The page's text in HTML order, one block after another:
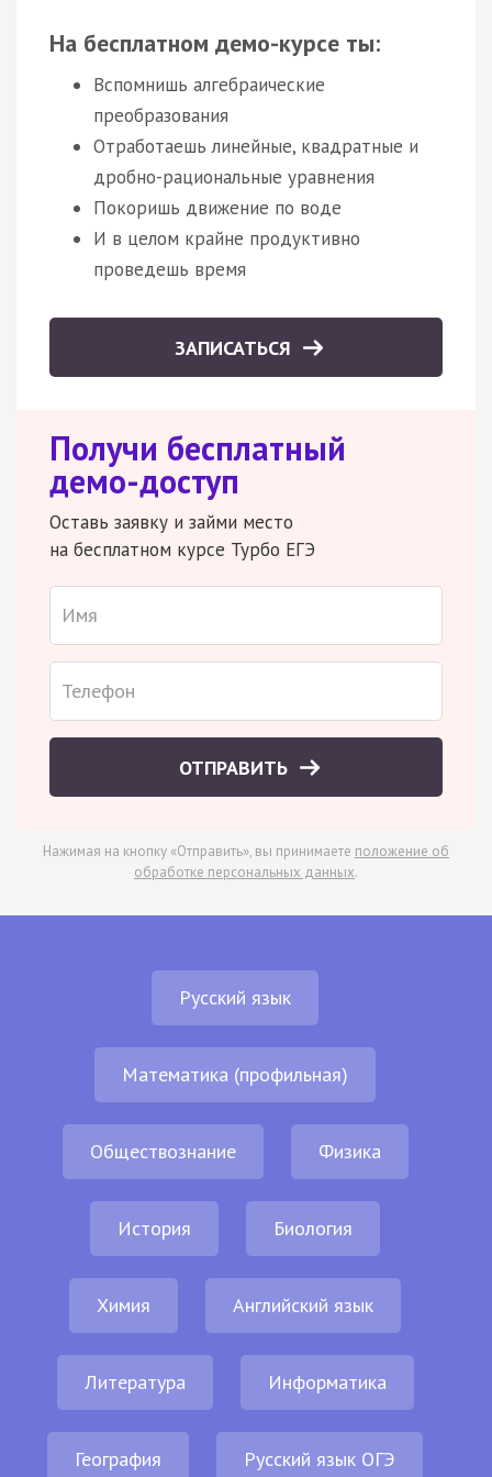
На бесплатном демо-курсе ты:
Вспомнишь алгебраические
преобразования
Отработаешь линейные, квадратные и
дробно-рациональные уравнения
Покоришь движение по воде
И в целом крайне продуктивно
проведешь время
ЗАПИСАТЬСЯ
Получи бесплатный
демо-доступ
Оставь заявку и займи место
на бесплатном курсе Турбо ЕГЭ
ОТПРАВИТЬ
Нажимая на кнопку «Отправить», вы принимаете положение об
обработке персональных данных.
Русский язык
Математика (профильная)
Обществознание Физика
История Биология
Химия Английский язык
Литература Информатика
География Русский язык ОГЭ